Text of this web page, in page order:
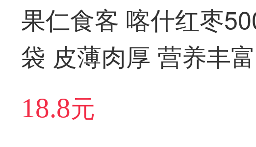
果仁食客 喀什红枣
袋 皮薄肉厚 营养丰富
18.8元